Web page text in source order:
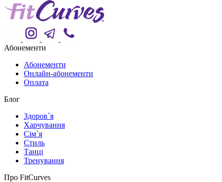
Абонементи
Абонементи
Онлайн-абонементи
Оплата
Блог
Здоров`я
Харчування
Сім`я
Стиль
Танці
Тренування
Про FitCurves